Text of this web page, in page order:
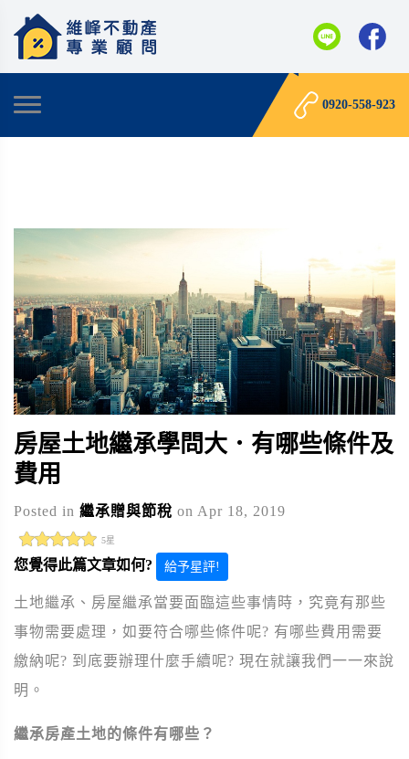
0920-558-923
房屋土地繼承學問大．有哪些條件及
費用
Posted in 繼承贈與節稅 on Apr 18, 2019
5星
您覺得此篇文章如何? 給予星評!
土地繼承、房屋繼承當要面臨這些事情時，究竟有那些
事物需要處理，如要符合哪些條件呢? 有哪些費用需要
繳納呢? 到底要辦理什麼手續呢? 現在就讓我們一一來說
明。
繼承房產土地的條件有哪些？